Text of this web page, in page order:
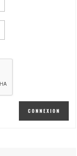
CONNEXION